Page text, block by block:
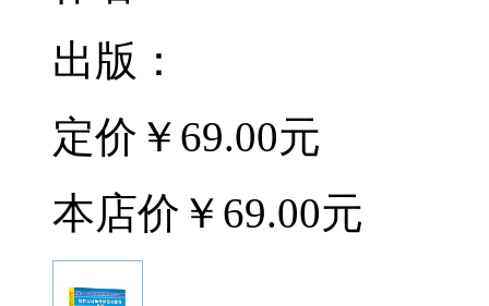
出版：
定价 ￥69.00元
本店价 ￥69.00元